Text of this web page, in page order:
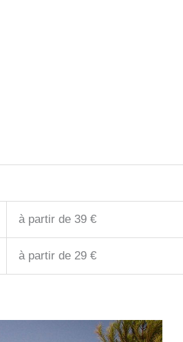
à partir de 39 €
à partir de 29 €